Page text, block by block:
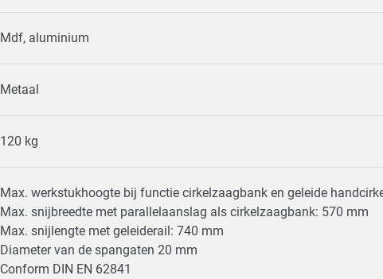
Mdf, aluminium
Metaal
120 kg
Max. werkstukhoogte bij functie cirkelzaagbank en geleide
Max. snijbreedte met parallelaanslag als cirkelzaagbank: 570 mm
Max. snijlengte met geleiderail: 740 mm
Diameter van de spangaten 20 mm
Conform DIN EN 62841